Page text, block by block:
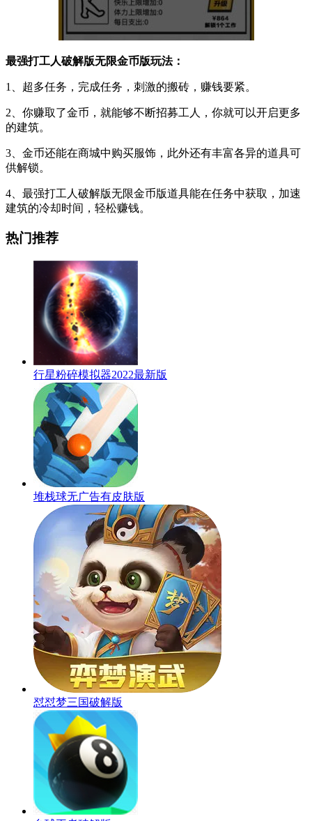
最强打工人破解版无限金币版玩法：
1、超多任务，完成任务，刺激的搬砖，赚钱要紧。
2、你赚取了金币，就能够不断招募工人，你就可以开启更多
的建筑。
3、金币还能在商城中购买服饰，此外还有丰富各异的道具可
供解锁。
4、最强打工人破解版无限金币版道具能在任务中获取，加速
建筑的冷却时间，轻松赚钱。
热门推荐
行星粉碎模拟器2022最新版
堆栈球无广告有皮肤版
怼怼梦三国破解版